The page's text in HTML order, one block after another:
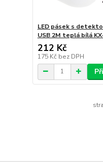
LED pásek s
USB 2M teplá bílá
212 Kč
175 Kč bez DPH